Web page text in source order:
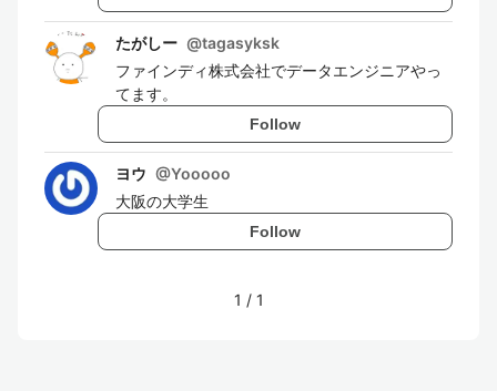
たがしー @tagasyksk
ファインディ株式会社でデータエンジニアやっ
てます。
Follow
ヨウ @Yooooo
大阪の大学生
Follow
1 / 1